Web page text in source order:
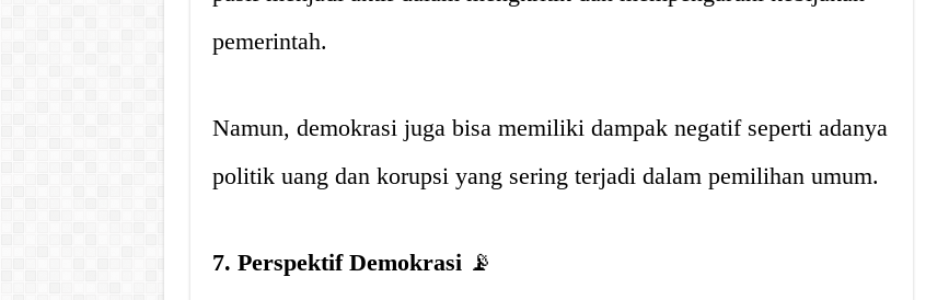
pemerintah.
Namun, demokrasi juga bisa memiliki dampak negatif seperti adanya
politik uang dan korupsi yang sering terjadi dalam pemilihan umum.
7. Perspektif Demokrasi 📡